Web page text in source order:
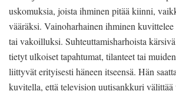
uskomuksia, joista ihminen pitää kiinni,
vääräksi. Vainoharhainen ihminen
tai vakoilluksi. Suhteuttamisharhoista
tietyt ulkoiset tapahtumat, tilanteet tai
liittyvät erityisesti häneen itseensä. Hän
kuvitella, että television uutisankkuri välittää